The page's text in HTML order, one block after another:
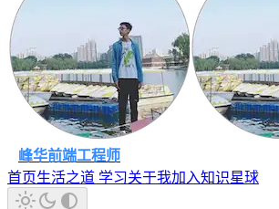
峰华前端工程师
首页生活之道 学习关于我加入知识星球